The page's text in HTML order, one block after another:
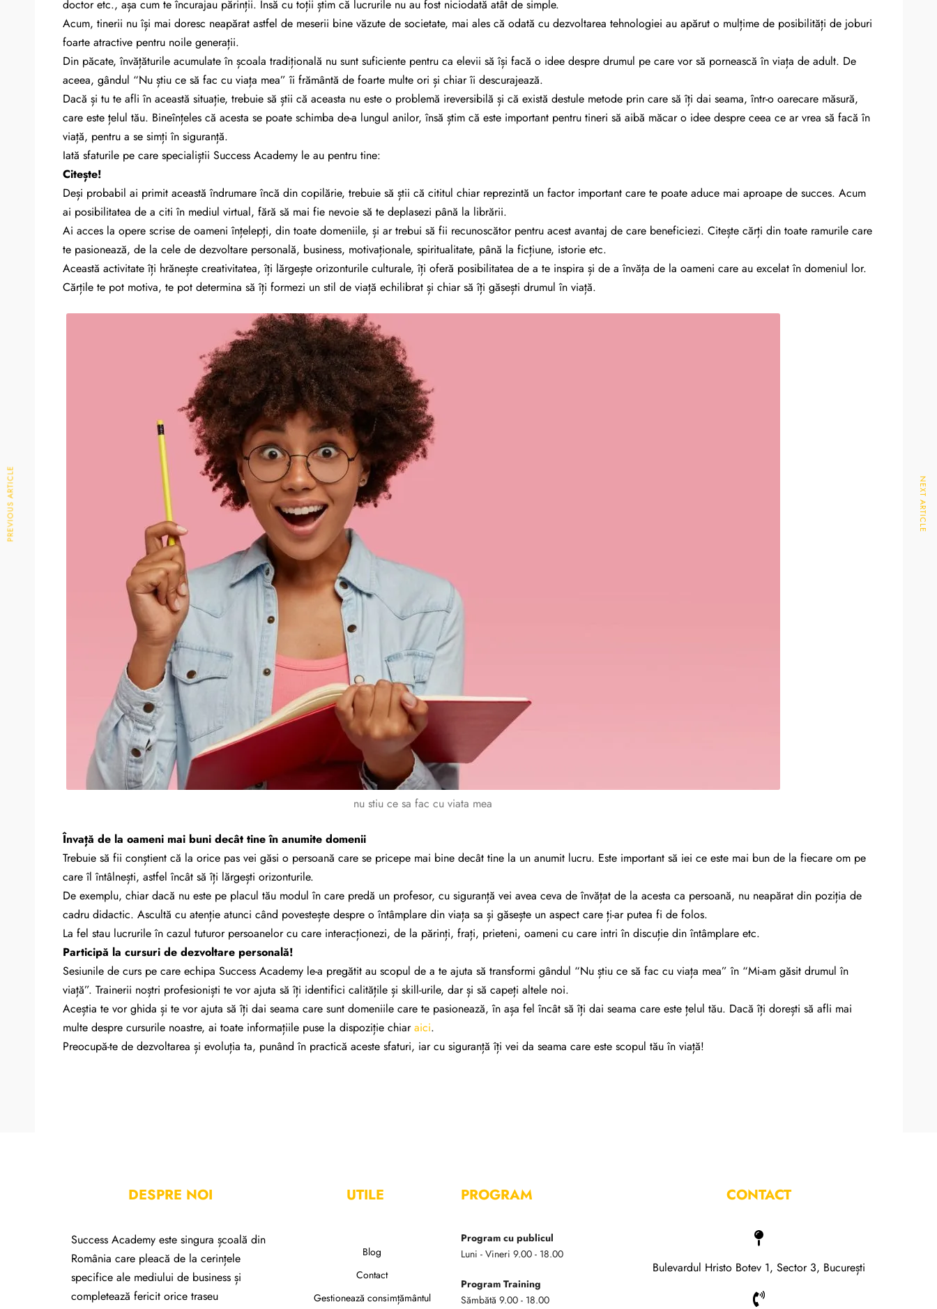
doctor etc., așa cum te încurajau părinții. Însă cu toții știm că lucrurile nu au fost niciodată atât de simple.
Acum, tinerii nu își mai doresc neapărat astfel de meserii bine văzute de societate, mai ales că odată cu dezvoltarea tehnologiei au apărut o mulțime de posibilități de joburi
foarte atractive pentru noile generații.
Din păcate, învățăturile acumulate în școala tradițională nu sunt suficiente pentru ca elevii să își facă o idee despre drumul pe care vor să pornească în viața de adult. De
aceea, gândul “Nu știu ce să fac cu viața mea” îi frământă de foarte multe ori și chiar îi descurajează.
Dacă și tu te afli în această situație, trebuie să știi că aceasta nu este o problemă ireversibilă și că există destule metode prin care să îți dai seama, într-o oarecare măsură,
care este țelul tău. Bineînțeles că acesta se poate schimba de-a lungul anilor, însă știm că este important pentru tineri să aibă măcar o idee despre ceea ce ar vrea să facă în
viață, pentru a se simți în siguranță.
Iată sfaturile pe care specialiștii Success Academy le au pentru tine:
Citește!
Deși probabil ai primit această îndrumare încă din copilărie, trebuie să știi că cititul chiar reprezintă un factor important care te poate aduce mai aproape de succes. Acum
ai posibilitatea de a citi în mediul virtual, fără să mai fie nevoie să te deplasezi până la librării.
Ai acces la opere scrise de oameni înțelepți, din toate domeniile, și ar trebui să fii recunoscător pentru acest avantaj de care beneficiezi. Citește cărți din toate ramurile care
te pasionează, de la cele de dezvoltare personală, business, motivaționale, spiritualitate, până la ficțiune, istorie etc.
Această activitate îți hrănește creativitatea, îți lărgește orizonturile culturale, îți oferă posibilitatea de a te inspira și de a învăța de la oameni care au excelat în domeniul lor.
Cărțile te pot motiva, te pot determina să îți formezi un stil de viață echilibrat și chiar să îți găsești drumul în viață.
nu stiu ce sa fac cu viata mea
Învață de la oameni mai buni decât tine în anumite domenii
Trebuie să fii conștient că la orice pas vei găsi o persoană care se pricepe mai bine decât tine la un anumit lucru. Este important să iei ce este mai bun de la fiecare om pe
care îl întâlnești, astfel încât să îți lărgești orizonturile.
De exemplu, chiar dacă nu este pe placul tău modul în care predă un profesor, cu siguranță vei avea ceva de învățat de la acesta ca persoană, nu neapărat din poziția de
cadru didactic. Ascultă cu atenție atunci când povestește despre o întâmplare din viața sa și găsește un aspect care ți-ar putea fi de folos.
La fel stau lucrurile în cazul tuturor persoanelor cu care interacționezi, de la părinți, frați, prieteni, oameni cu care intri în discuție din întâmplare etc.
Participă la cursuri de dezvoltare personală!
Sesiunile de curs pe care echipa Success Academy le-a pregătit au scopul de a te ajuta să transformi gândul “Nu știu ce să fac cu viața mea” în “Mi-am găsit drumul în
viață”. Trainerii noștri profesioniști te vor ajuta să îți identifici calitățile și skill-urile, dar și să capeți altele noi.
Aceștia te vor ghida și te vor ajuta să îți dai seama care sunt domeniile care te pasionează, în așa fel încât să îți dai seama care este țelul tău. Dacă îți dorești să afli mai
multe despre cursurile noastre, ai toate informațiile puse la dispoziție chiaraici.
Preocupă-te de dezvoltarea și evoluția ta, punând în practică aceste sfaturi, iar cu siguranță îți vei da seama care este scopul tău în viață!
PREVIOUS ARTICLE NEXT ARTICLE
DESPRE NOI
Success Academy este singura școală din
România care pleacă de la cerințele
specifice ale mediului de business și
completează fericit orice traseu
UTILE
Blog
Contact
Gestionează consimțământul
PROGRAM
Program cu publicul
Luni - Vineri 9.00 - 18.00
Program Training
Sămbătă 9.00 - 18.00
CONTACT
Bulevardul Hristo Botev 1, Sector 3, București